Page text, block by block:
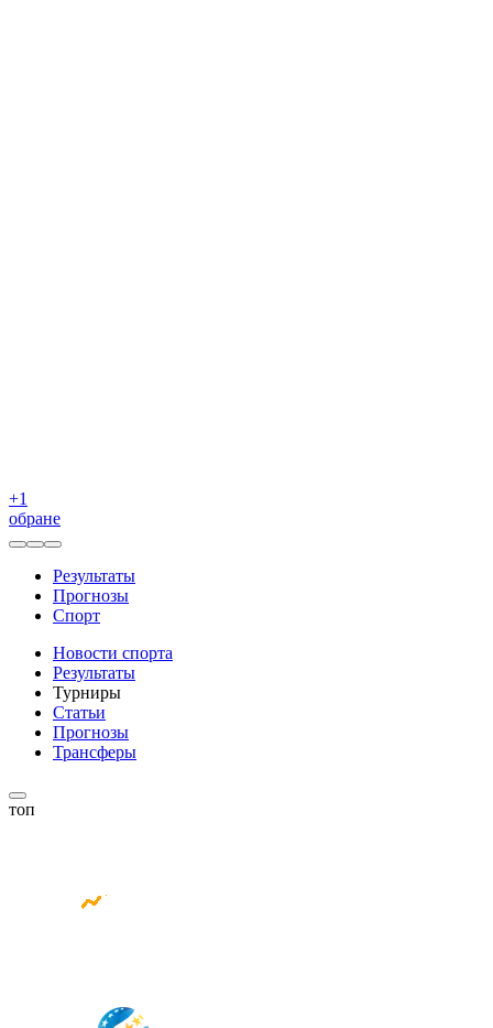
+1
обране
Результаты
Прогнозы
Спорт
Новости спорта
Результаты
Турниры
Статьи
Прогнозы
Трансферы
топ